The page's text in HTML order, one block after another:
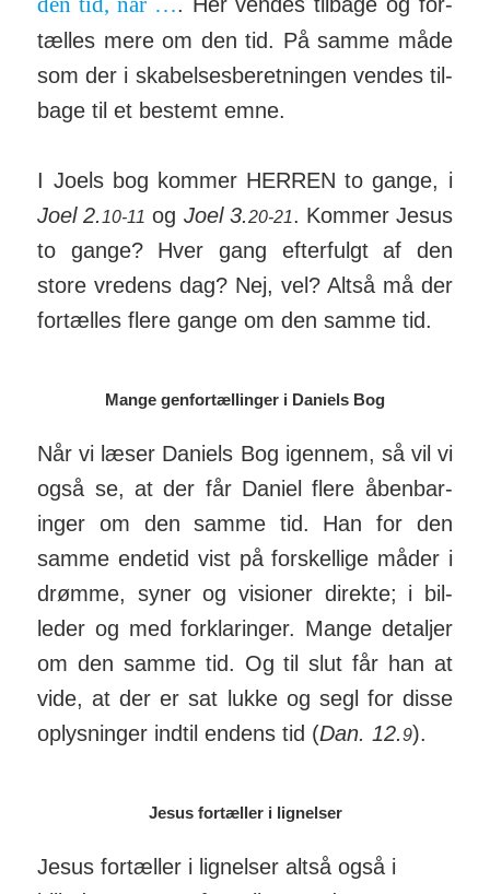
tælles mere om den tid. På samme måde
som der i skabel­ses­be­ret­ningen vendes til­
bage til et be­stemt emne.
I Joels bog kommer HERREN to gange, i
Joel 2. 10-11 og Joel 3.20-21. Kommer Jesus
to gange? Hver gang efter­fulgt af den
store vre­dens dag? Nej, vel? Altså må der
for­tælles flere gange om den samme tid.
Mange genfortællinger i Daniels Bog
Når vi læser Daniels Bog igennem, så vil vi
også se, at der får Daniel flere åben­bar­
inger om den samme tid. Han for den
samme end­etid vist på for­skel­lige måder i
drømme, syner og visioner di­rekte; i bil­
leder og med for­klar­inger. Mange de­taljer
om den samme tid. Og til slut får han at
vide, at der er sat lukke og segl for disse
op­lys­ninger indtil endens tid (Dan. 12.9).
Jesus fortæller i lignelser
Jesus fortæller i lignelser altså også i